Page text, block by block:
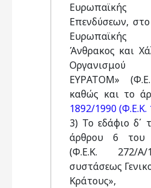
Επενδύσεων,
Ευρωπαϊκής
Άνθρακος και
Οργανισμού
ΕΥΡΑΤΟΜ»
καθώς και το
1892/1990
3) Το εδάφιο δ΄
άρθρου 6 του
(Φ.Ε.Κ. 272/Α/
συστάσεως